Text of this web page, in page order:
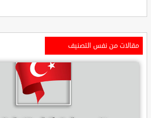
مقالات من نفس التصنيف